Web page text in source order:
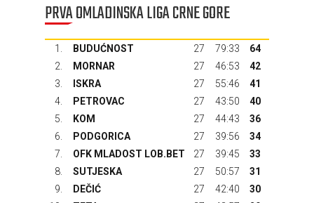
PRVA OMLADINSKA LIGA CRNE GORE
1. BUDUĆNOST 27 79:33
64
2.
MORNAR 27 46:53
42
3.
ISKRA 27 55:46
41
4.
PETROVAC 27 43:50
40
5.
KOM 27 44:43
36
6.
PODGORICA 27 39:56
34
7.
OFK MLADOST LOB.BET 27 39:45
33
8.
SUTJESKA 27 50:57
31
9.
DEČIĆ 27 42:40
30